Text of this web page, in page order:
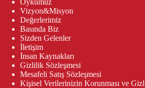
Vizyon&Misyon
Değerlerimiz
Basında Biz
Sizden Gelenler
İletişim
İnsan Kaynakları
Gizlilik Sözleşmesi
Mesafeli Satış Sözleşmesi
Kişisel Verilerinizin Korunması ve